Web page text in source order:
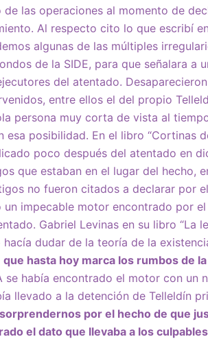
las operaciones al momento de
Al respecto cito lo que escribí
algunas de las múltiples
de la SIDE, para que señalara a
del atentado.
entre ellos el del propio
persona muy corta de vista al
esa posibilidad. En el libro “Cortinas
poco después del atentado en
que estaban en el lugar del hecho,
no fueron citados a declarar por
impecable motor encontrado por
Gabriel Levinas en su libro “La
hacía dudar de la teoría de la
que hasta hoy marca los rumbos de
había encontrado el motor con un
llevado a la detención de Telleldín
por el hecho de que
el dato que llevaba a los